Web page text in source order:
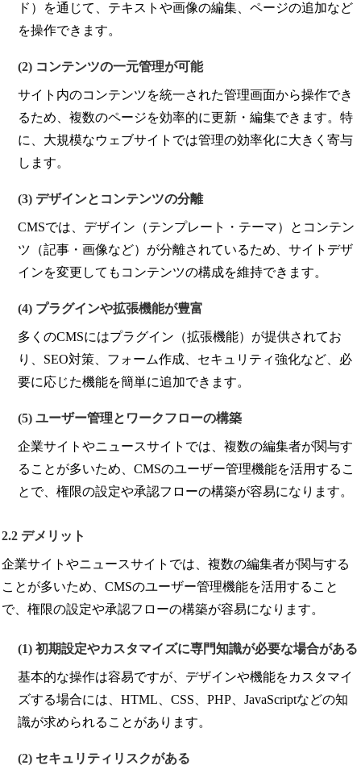
ド）を通じて、テキストや画像の編集、ページの追加など
を操作できます。
(2) コンテンツの一元管理が可能
サイト内のコンテンツを統一された管理画面から操作でき
るため、複数のページを効率的に更新・編集できます。特
に、大規模なウェブサイトでは管理の効率化に大きく寄与
します。
(3) デザインとコンテンツの分離
CMSでは、デザイン（テンプレート・テーマ）とコンテン
ツ（記事・画像など）が分離されているため、サイトデザ
インを変更してもコンテンツの構成を維持できます。
(4) プラグインや拡張機能が豊富
多くのCMSにはプラグイン（拡張機能）が提供されてお
り、SEO対策、フォーム作成、セキュリティ強化など、必
要に応じた機能を簡単に追加できます。
(5) ユーザー管理とワークフローの構築
企業サイトやニュースサイトでは、複数の編集者が関与す
ることが多いため、CMSのユーザー管理機能を活用するこ
とで、権限の設定や承認フローの構築が容易になります。
2.2 デメリット
企業サイトやニュースサイトでは、複数の編集者が関与する
ことが多いため、CMSのユーザー管理機能を活用すること
で、権限の設定や承認フローの構築が容易になります。
(1) 初期設定やカスタマイズに専門知識が必要な場合がある
基本的な操作は容易ですが、デザインや機能をカスタマイ
ズする場合には、HTML、CSS、PHP、JavaScriptなどの知
識が求められることがあります。
(2) セキュリティリスクがある